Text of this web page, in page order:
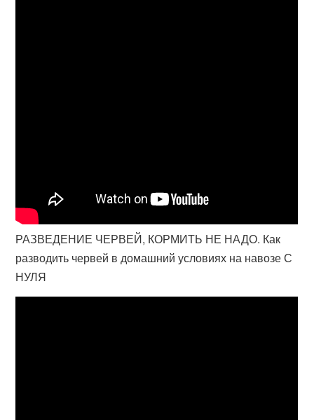
РАЗВЕДЕНИЕ ЧЕРВЕЙ, КОРМИТЬ НЕ НАДО. Как
разводить червей в домашний условиях на навозе С
НУЛЯ